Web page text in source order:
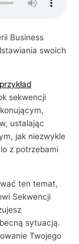
Business
swoich
sekwencji
ustalając
jak niezwykle
z potrzebami
ten temat,
Sekwencji
sytuacją.
Twojego